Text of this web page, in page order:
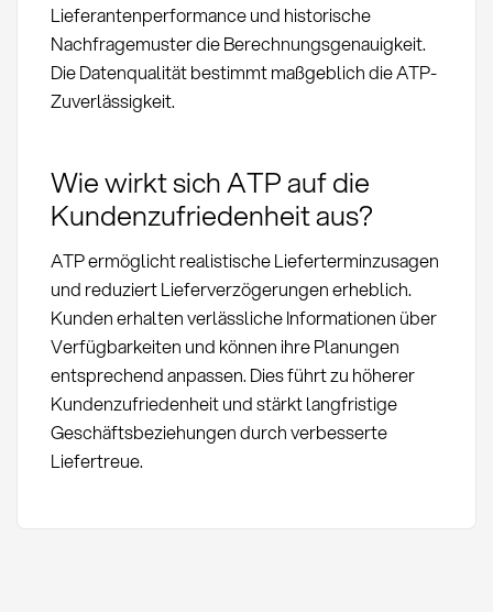
Lieferantenperformance und historische
Nachfragemuster die Berechnungsgenauigkeit.
Die Datenqualität bestimmt maßgeblich die ATP-
Zuverlässigkeit.
Wie wirkt sich ATP auf die
Kundenzufriedenheit aus?
ATP ermöglicht realistische Lieferterminzusagen
und reduziert Lieferverzögerungen erheblich.
Kunden erhalten verlässliche Informationen über
Verfügbarkeiten und können ihre Planungen
entsprechend anpassen. Dies führt zu höherer
Kundenzufriedenheit und stärkt langfristige
Geschäftsbeziehungen durch verbesserte
Liefertreue.